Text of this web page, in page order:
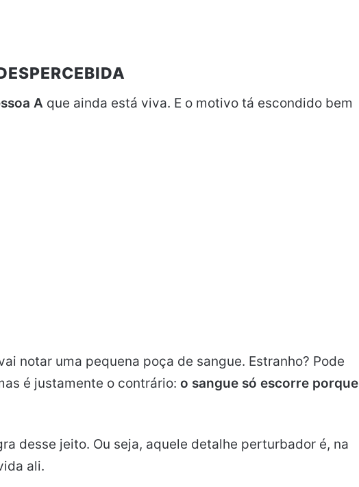
A que ainda está viva. E o motivo tá escondido bem
notar uma pequena poça de sangue. Estranho? Pode
é justamente o contrário: o sangue só escorre porque
desse jeito. Ou seja, aquele detalhe perturbador é, na
ali.